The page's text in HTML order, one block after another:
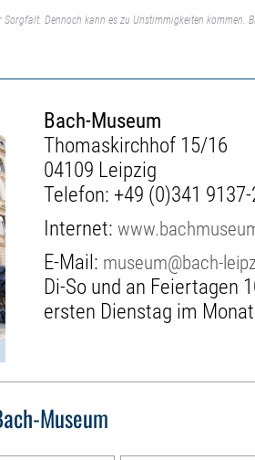
Dennoch kann es zu Unstimmigkeiten kommen.
Bach-Museum
Thomaskirchhof 15/16
04109 Leipzig
Telefon: +49 (0)341
Internet:
E-Mail: museum@bach-
Di-So und an Feiertagen
ersten Dienstag im
Museum